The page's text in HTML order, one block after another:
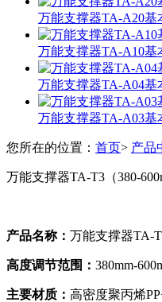
万能支撑器TA-A20基
万能支撑器TA-A10基
万能支撑器TA-A04基
万能支撑器TA-A03基
您所在的位置： 首页> 产品
万能支撑器TA-T3（380-
产品名称： 万能支撑器TA-
高度调节范围： 380mm-
主要材质： 高密度聚丙烯